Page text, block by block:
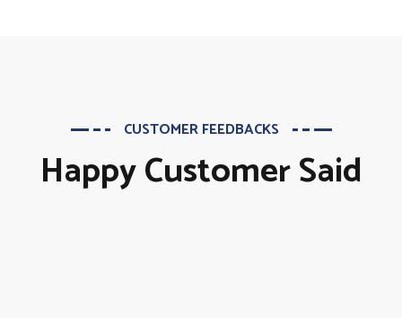
CUSTOMER FEEDBACKS
Happy Customer Said